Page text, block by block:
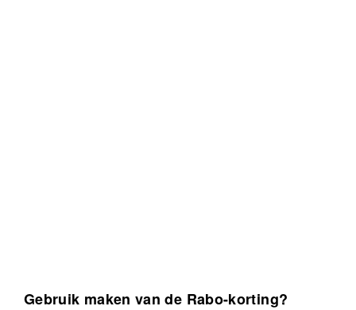
Gebruik maken van de Rabo-korting?